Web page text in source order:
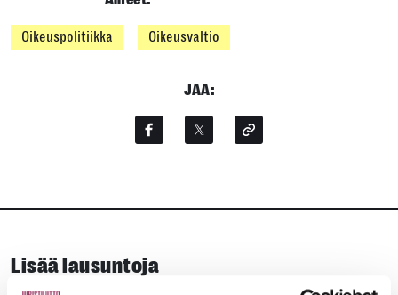
Oikeuspolitiikka Oikeusvaltio
JAA:
Lisää lausuntoja